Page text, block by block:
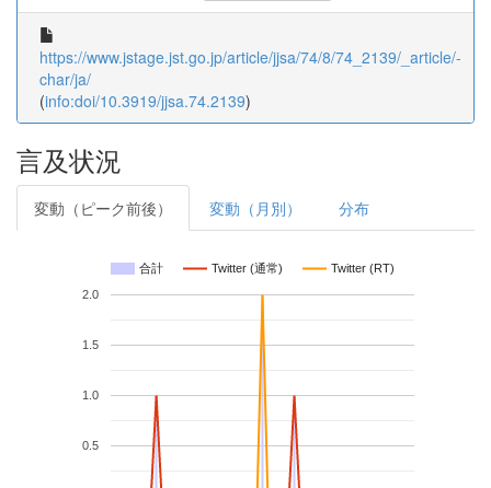
https://www.jstage.jst.go.jp/article/jjsa/74/8/74_2139/_article/-
char/ja/
(info:doi/10.3919/jjsa.74.2139)
言及状況
変動（ピーク前後） 変動（月別） 分布
合計 Twitter (通常) Twitter (RT)
0.5
1.0
1.5
2.0